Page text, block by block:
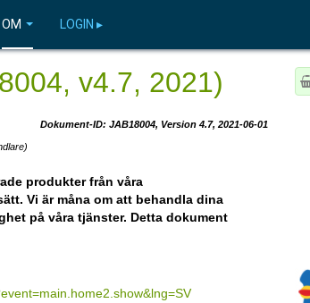
OM LOGIN ▸
v4.7, 2021)
Dokument-ID: JAB18004, Version 4.7, 2021-06-01
produkter från våra
Vi är måna om att behandla dina
på våra tjänster. Detta dokument